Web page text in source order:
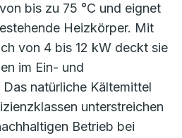
bis zu 75 °C und eignet
Heizkörper. Mit
von 4 bis 12 kW deckt sie
im Ein- und
natürliche Kältemittel
unterstreichen
Betrieb bei